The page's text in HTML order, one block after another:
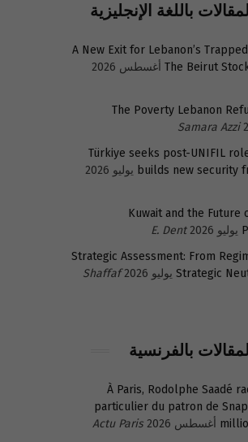
باللغة الإنجليزية
A New Exit for Lebanon’s
The Beirut
The Poverty Lebanon
Samara Azzi
Türkiye seeks post-UNIFIL
builds new security
Kuwait and the Future
E. Dent
Strategic Assessment: From
Strategic
Shaffaf
بالفرنسية
À Paris, Rodolphe Saadé
particulier du patron de
Actu Paris